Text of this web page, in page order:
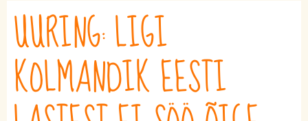
UURING: LIGI
KOLMANDIK EESTI